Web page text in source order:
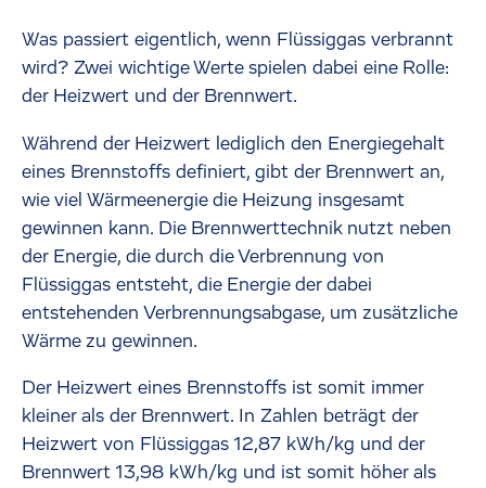
Was passiert eigentlich, wenn Flüssiggas verbrannt
wird? Zwei wichtige Werte spielen dabei eine Rolle:
der Heizwert und der Brennwert.
Während der Heizwert lediglich den Energiegehalt
eines Brennstoffs definiert, gibt der Brennwert an,
wie viel Wärmeenergie die Heizung insgesamt
gewinnen kann. Die Brennwerttechnik nutzt neben
der Energie, die durch die Verbrennung von
Flüssiggas entsteht, die Energie der dabei
entstehenden Verbrennungsabgase, um zusätzliche
Wärme zu gewinnen.
Der Heizwert eines Brennstoffs ist somit immer
kleiner als der Brennwert. In Zahlen beträgt der
Heizwert von Flüssiggas 12,87 kWh/kg und der
Brennwert 13,98 kWh/kg und ist somit höher als